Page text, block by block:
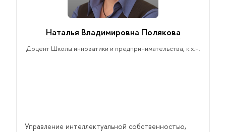
Наталья Владимировна Полякова
Доцент Школы инноватики и предпринимательства, к.х.н.
Управление интеллектуальной собственностью,